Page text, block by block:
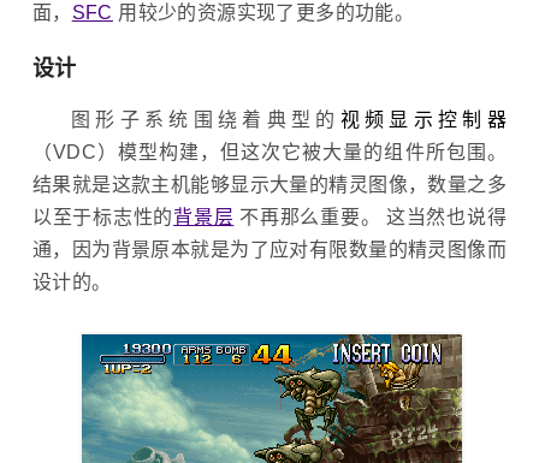
面， SFC 用较少的资源实现了更多的功能。
设计
图形子系统围绕着典型的 视频显示控制器
（VDC）模型构建，但这次它被大量的组件所包围。
结果就是这款主机能够显示大量的精灵图像，数量之多
以至于标志性的背景层 不再那么重要。 这当然也说得
通，因为背景原本就是为了应对有限数量的精灵图像而
设计的。